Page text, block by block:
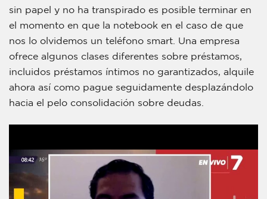
sin papel y no ha transpirado es posible terminar en
el momento en que la notebook en el caso de que
nos lo olvidemos un teléfono smart. Una empresa
ofrece algunos clases diferentes sobre préstamos,
incluidos préstamos íntimos no garantizados, alquile
ahora así­ como pague seguidamente desplazándolo
hacia el pelo consolidación sobre deudas.